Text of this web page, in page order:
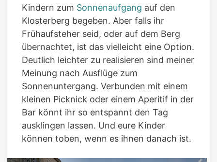
Kindern zum Sonnenaufgang auf den
Klosterberg begeben. Aber falls ihr
Frühaufsteher seid, oder auf dem Berg
übernachtet, ist das vielleicht eine Option.
Deutlich leichter zu realisieren sind meiner
Meinung nach Ausflüge zum
Sonnenuntergang. Verbunden mit einem
kleinen Picknick oder einem Aperitif in der
Bar könnt ihr so entspannt den Tag
ausklingen lassen. Und eure Kinder
können toben, wenn es ihnen danach ist.